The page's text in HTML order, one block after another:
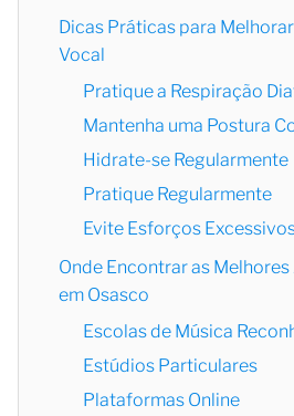
Dicas Práticas para
Vocal
Pratique a Respiração
Mantenha uma Postura
Hidrate-se Regularmente
Pratique Regularmente
Evite Esforços
Onde Encontrar as Melhores
em Osasco
Escolas de Música
Estúdios Particulares
Plataformas Online